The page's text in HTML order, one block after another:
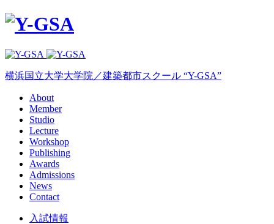
横浜国立大学大学院／建築都市スクール “Y-GSA”
About
Member
Studio
Lecture
Workshop
Publishing
Awards
Admissions
News
Contact
入試情報